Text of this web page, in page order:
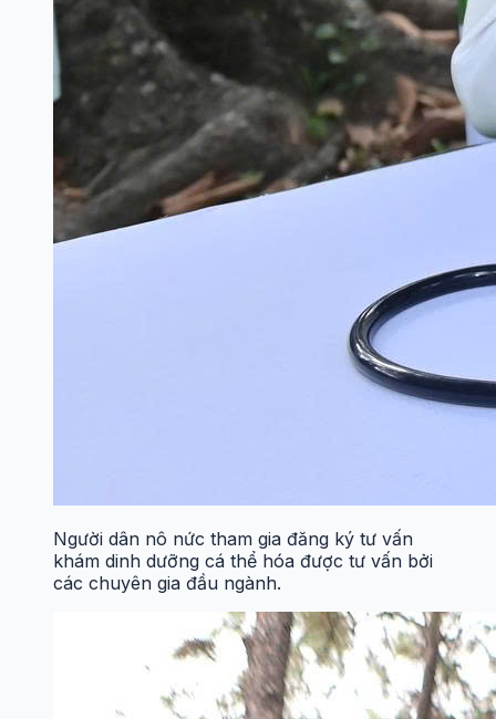
Người dân nô nức tham gia đăng ký tư vấn
khám dinh dưỡng cá thể hóa được tư vấn bởi
các chuyên gia đầu ngành.